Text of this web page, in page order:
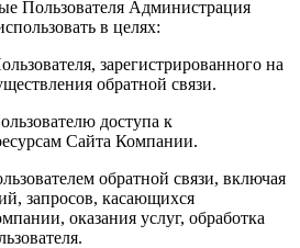
Пользователя Администрация
в целях:
зарегистрированного на
обратной связи.
доступа к
Сайта Компании.
обратной связи, включая
запросов, касающихся
оказания услуг, обработка